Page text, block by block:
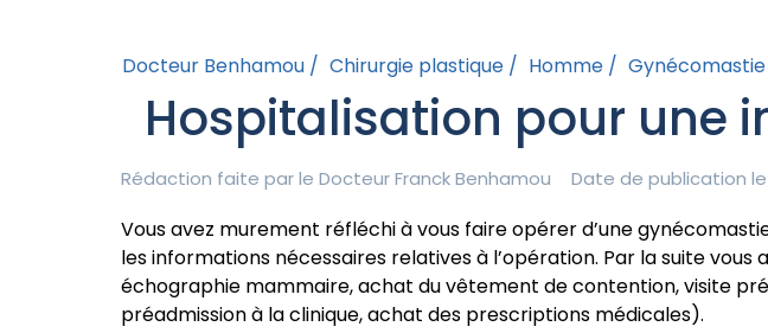
Docteur Benhamou / Chirurgie plastique / Homme /
Hospitalisation pour une
Rédaction faite par le Docteur Franck Benhamou Date de publication le
Vous avez murement réfléchi à vous faire opérer d’une
les informations nécessaires relatives à l’opération. Par la suite
échographie mammaire, achat du vêtement de contention, visite
préadmission à la clinique, achat des prescriptions médicales).